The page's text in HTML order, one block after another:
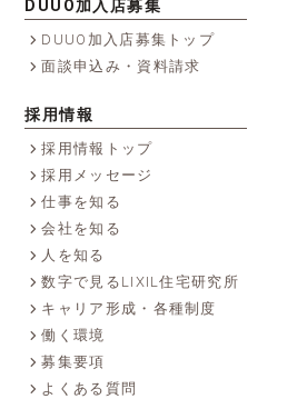
DUUO加入店募集
DUUO加入店募集トップ
面談申込み・資料請求
採用情報
採用情報トップ
採用メッセージ
仕事を知る
会社を知る
人を知る
数字で見るLIXIL住宅研究所
キャリア形成・各種制度
働く環境
募集要項
よくある質問